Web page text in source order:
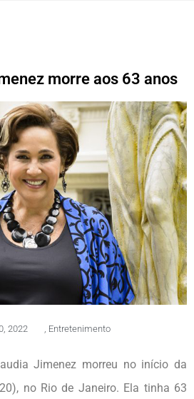
morre aos 63 anos
2022 Entretenimento
Jimenez morreu no início da
no Rio de Janeiro. Ela tinha 63